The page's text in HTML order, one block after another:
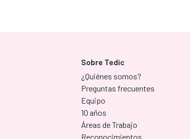
Sobre Tedic
¿Quiénes somos?
Preguntas frecuentes
Equipo
10 años
Áreas de Trabajo
Reconocimientos